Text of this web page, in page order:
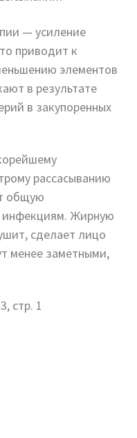
— усиление
приводит к
элементов
в результате
в закупоренных
рассасыванию
общую
инфекциям. Жирную
сделает лицо
менее заметными,
стр. 1